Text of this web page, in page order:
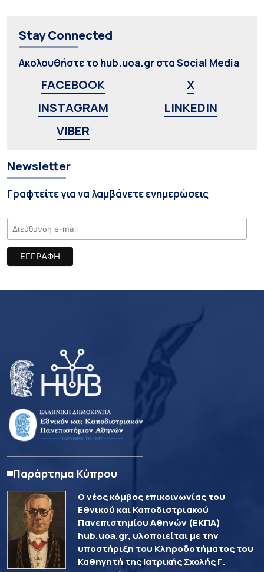
Stay Connected
Ακολουθήστε το hub.uoa.gr στα Social Media
FACEBOOK
X
INSTAGRAM
LINKEDIN
VIBER
Newsletter
Γραφτείτε για να λαμβάνετε ενημερώσεις
Παράρτημα Κύπρου
Ο νέος κόμβος επικοινωνίας του
Εθνικού και Καποδιστριακού
Πανεπιστημίου Αθηνών (ΕΚΠΑ)
hub.uoa.gr, υλοποιείται με την
υποστήριξη του Κληροδοτήματος του
Καθηγητή της Ιατρικής Σχολής Γ.